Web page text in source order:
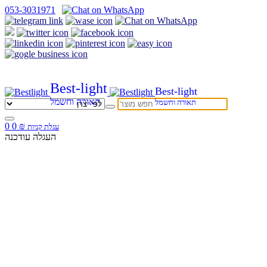
053-3031971
Best-light
תאורה וחשמל
Best-light
תאורה וחשמל
0 עגלת קניות ₪
0
העגלה עודכנה